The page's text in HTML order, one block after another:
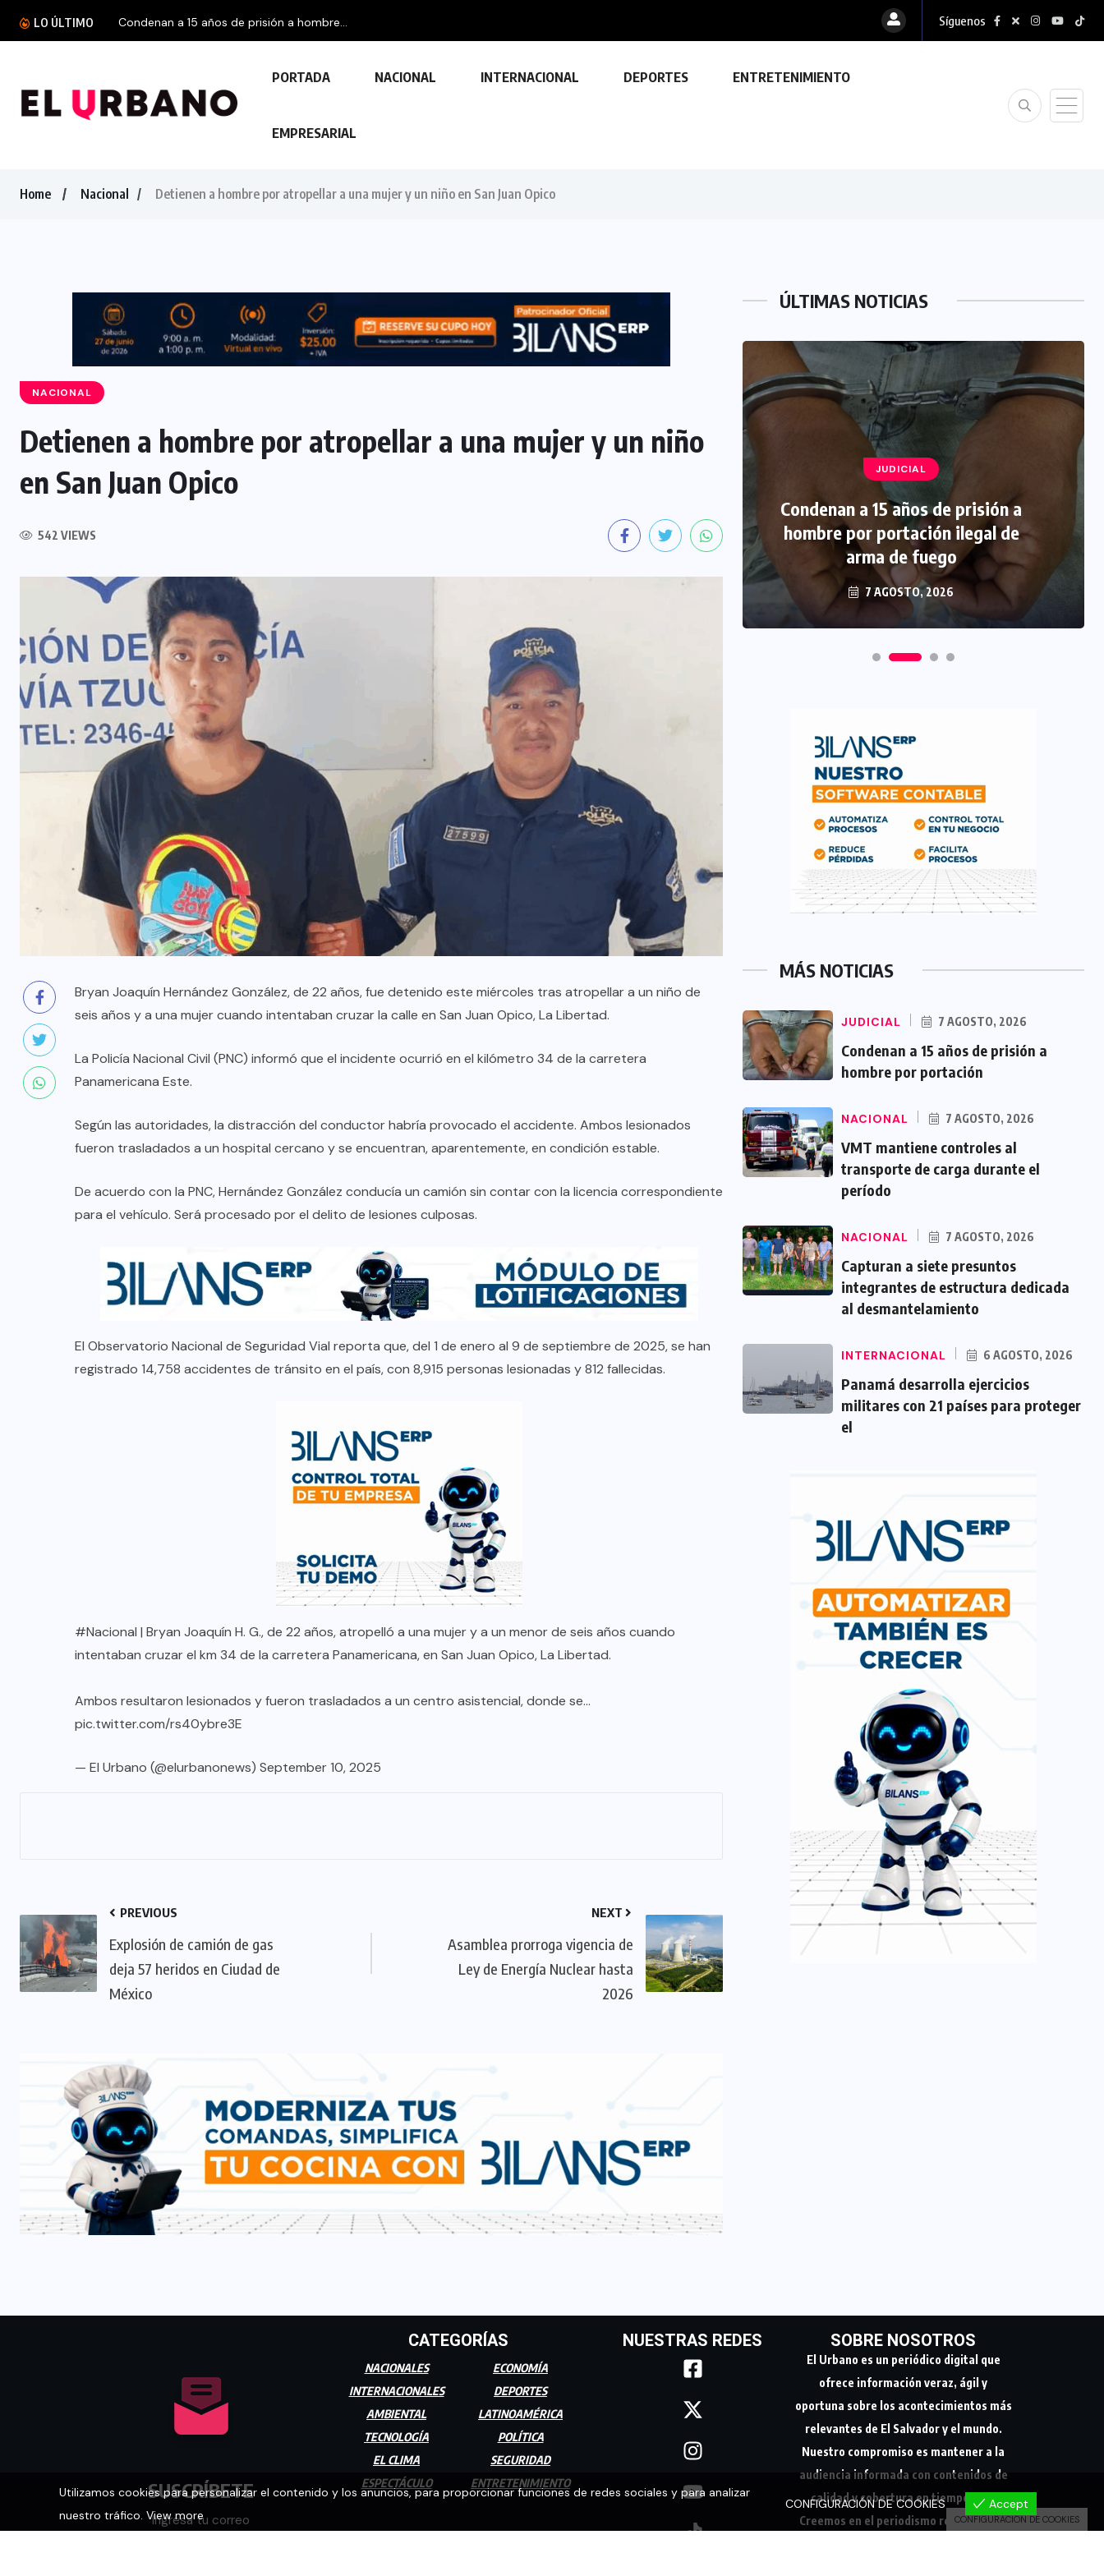
LO ÚLTIMO Síguenos
PORTADA NACIONAL INTERNACIONAL DEPORTES ENTRETENIMIENTO
EMPRESARIAL
Home Nacional Detienen a hombre por atropellar a una mujer y un niño en San Juan Opico
NACIONAL
Detienen a hombre por atropellar a una mujer y un niño
en San Juan Opico
542 VIEWS
Bryan Joaquín Hernández González, de 22 años, fue detenido este miércoles tras atropellar a un niño de
seis años y a una mujer cuando intentaban cruzar la calle en San Juan Opico, La Libertad.
La Policía Nacional Civil (PNC) informó que el incidente ocurrió en el kilómetro 34 de la carretera
Panamericana Este.
Según las autoridades, la distracción del conductor habría provocado el accidente. Ambos lesionados
fueron trasladados a un hospital cercano y se encuentran, aparentemente, en condición estable.
De acuerdo con la PNC, Hernández González conducía un camión sin contar con la licencia correspondiente
para el vehículo. Será procesado por el delito de lesiones culposas.
El Observatorio Nacional de Seguridad Vial reporta que, del 1 de enero al 9 de septiembre de 2025, se han
registrado 14,758 accidentes de tránsito en el país, con 8,915 personas lesionadas y 812 fallecidas.
#Nacional | Bryan Joaquín H. G., de 22 años, atropelló a una mujer y a un menor de seis años cuando
intentaban cruzar el km 34 de la carretera Panamericana, en San Juan Opico, La Libertad.
Ambos resultaron lesionados y fueron trasladados a un centro asistencial, donde se…
pic.twitter.com/rs40ybre3E
— El Urbano (@elurbanonews) September 10, 2025
PREVIOUS
Explosión de camión de gas
deja 57 heridos en Ciudad de
México
NEXT
Asamblea prorroga vigencia de
Ley de Energía Nuclear hasta
2026
ÚLTIMAS NOTICIAS
NACIONAL
Capturan a siete presuntos
dedicada al desmantelamiento de
7 AGOSTO, 2026
TECNOLOGÍA
23 FEBRERO, 2024
JUDICIAL
Condenan a 15 años de prisión a
hombre por portación ilegal de
arma de fuego
7 AGOSTO, 2026
MÁS NOTICIAS
JUDICIAL 7 AGOSTO, 2026
Condenan a 15 años de prisión a
hombre por portación
NACIONAL 7 AGOSTO, 2026
VMT mantiene controles al
transporte de carga durante el
período
NACIONAL 7 AGOSTO, 2026
Capturan a siete presuntos
integrantes de estructura dedicada
al desmantelamiento
INTERNACIONAL 6 AGOSTO, 2026
Panamá desarrolla ejercicios
militares con 21 países para proteger
el
SUSCRÍBETE
Ingresa tu correo
electrónico para recibir las
CATEGORÍAS
NACIONALES
INTERNACIONALES
AMBIENTAL
TECNOLOGÍA
EL CLIMA
ESPECTÁCULO
ECONOMÍA
DEPORTES
LATINOAMÉRICA
POLÍTICA
SEGURIDAD
ENTRETENIMIENTO
NUESTRAS REDES SOBRE NOSOTROS
El Urbano es un periódico digital que
ofrece información veraz, ágil y
oportuna sobre los acontecimientos más
relevantes de El Salvador y el mundo.
Nuestro compromiso es mantener a la
audiencia informada con contenidos de
calidad y cobertura en tiempo real.
Creemos en el periodismo responsable,
Utilizamos cookies para personalizar el contenido y los anuncios, para proporcionar funciones de redes sociales y para analizar
nuestro tráfico. View more
CONFIGURACIÓN DE COOKIES Accept
CONFIGURACIÓN DE COOKIES